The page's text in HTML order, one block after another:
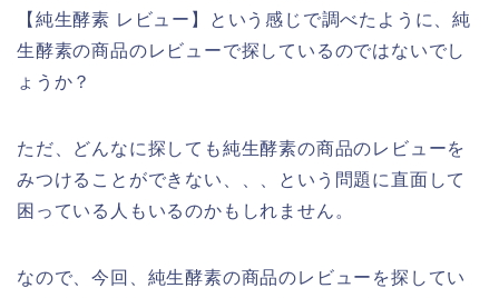
【純生酵素 レビュー】という感じで調べたように、純
生酵素の商品のレビューで探しているのではないでし
ょうか？
ただ、どんなに探しても純生酵素の商品のレビューを
みつけることができない、、、という問題に直面して
困っている人もいるのかもしれません。
なので、今回、純生酵素の商品のレビューを探してい